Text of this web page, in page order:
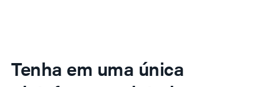
Tenha em uma única